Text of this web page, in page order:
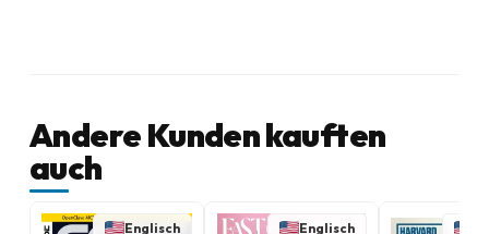
Andere Kunden kauften
auch
Englisch Englisch